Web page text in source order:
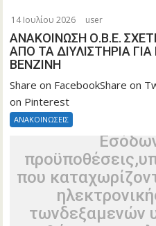
14 Ιουλίου 2026 user
ΑΝΑΚΟΙΝΩΣΗ Ο.Β.Ε.
ΑΠΟ ΤΑ ΔΙΥΛΙΣΤΗΡΙΑ
ΒΕΝΖΙΝΗ
Share on FacebookShare on
on Pinterest
ΑΝΑΚΟΙΝΩΣΕΙΣ
Α.1180/
τωνΥφυπουργών
και Οικονομικών
Μεταφορών, του
Διακυβέρνησης
Ανεξάρτητης
που
τωνδεξαμενών